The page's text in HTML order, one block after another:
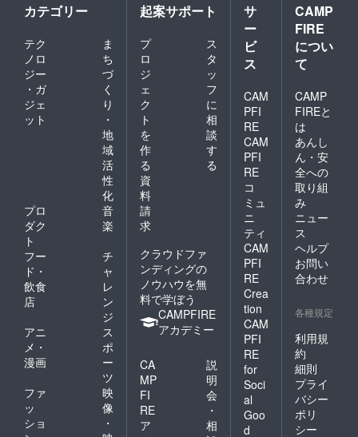
カテゴリー
テク
ノロ
ジー
・ガ
ジェ
ット
ま
ち
づ
く
り
・
地
域
活
性
化
プロ
ダク
ト
音
楽
フー
ド・
飲食
店
チ
ャ
レ
ン
ジ
アニ
メ・
漫画
ス
ポ
ー
ツ
ファ
ッ
ショ
映
像
・
起案サポート
プ
ロ
ジ
ェ
ク
ト
を
作
る
ス
タ
ッ
フ
に
相
談
す
る
資
料
請
求
クラウドファ
ンディングの
ノウハウを無
料で学ぼう
CAMPFIRE
アカデミー
CA
MP
FI
RE
ア
説
明
会
・
相
サ
ー
ビ
ス
CAM
PFI
RE
CAM
PFI
RE
コ
ミュ
ニ
ティ
CAM
PFI
RE
Crea
tion
CAM
PFI
RE
for
Soci
al
Goo
d
CAMP
FIRE
につい
て
CAMP
FIREと
は
あんし
ん・安
全への
取り組
み
ニュー
ス
ヘルプ
お問い
合わせ
各種規定
利用規
約
細則
プライ
バシー
ポリ
シー